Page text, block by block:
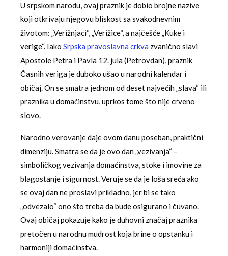
U srpskom narodu, ovaj praznik je dobio brojne nazive
koji otkrivaju njegovu bliskost sa svakodnevnim
životom: „Verižnjaci“, „Verižice“, a najčešće „Kuke i
verige“. Iako Srpska pravoslavna crkva zvanično slavi
Apostole Petra i Pavla 12. jula (Petrovdan), praznik
Časnih veriga je duboko ušao u narodni kalendar i
običaj. On se smatra jednom od deset najvećih „slava“ ili
praznika u domaćinstvu, uprkos tome što nije crveno
slovo.
Narodno verovanje daje ovom danu poseban, praktični
dimenziju. Smatra se da je ovo dan „vezivanja“ –
simboličkog vezivanja domaćinstva, stoke i imovine za
blagostanje i sigurnost. Veruje se da je loša sreća ako
se ovaj dan ne proslavi prikladno, jer bi se tako
„odvezalo“ ono što treba da bude osigurano i čuvano.
Ovaj običaj pokazuje kako je duhovni značaj praznika
pretočen u narodnu mudrost koja brine o opstanku i
harmoniji domaćinstva.